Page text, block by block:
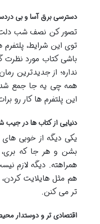
دسترسی برق آسا و بی
تصور کن نصف شب دلت
توی این شرایط،
باشی کتاب مورد نظرت
نداره؛ از جدیدترین
همه چی یه جا جمع شده.
این پلتفرم ها کار رو
دنیایی از کتاب ها در جیب
یکی دیگه از خوبی های
بشن و هر جا که بری،
همراهته. دیگه لازم
هم مثل هایلایت
تر می کنن.
اقتصادی تر و دوستدار